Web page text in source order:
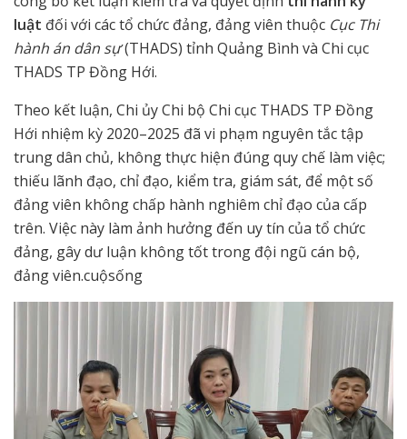
luật đối với các tổ chức đảng, đảng viên thuộc Cục Thi
hành án dân sự(THADS) tỉnh Quảng Bình và Chi cục
THADS TP Đồng Hới.
Theo kết luận, Chi ủy Chi bộ Chi cục THADS TP Đồng
Hới nhiệm kỳ 2020–2025 đã vi phạm nguyên tắc tập
trung dân chủ, không thực hiện đúng quy chế làm việc;
thiếu lãnh đạo, chỉ đạo, kiểm tra, giám sát, để một số
đảng viên không chấp hành nghiêm chỉ đạo của cấp
trên. Việc này làm ảnh hưởng đến uy tín của tổ chức
đảng, gây dư luận không tốt trong đội ngũ cán bộ,
đảng viên.cuộsống